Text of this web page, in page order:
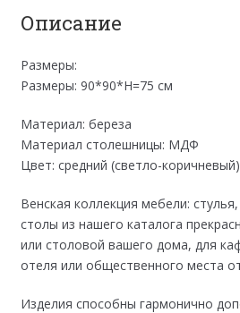
Описание
Размеры:
Размеры: 90*90*Н=75 см
Материал: береза
Материал столешницы: МДФ
Цвет: средний (светло-коричневый)
Венская коллекция мебели:
столы из нашего каталога
или столовой вашего дома, для
отеля или общественного места
Изделия способны гармонично